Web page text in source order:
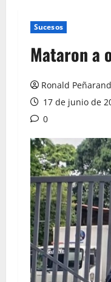
Sucesos
Mataron a
Ronald
17 de junio de
0